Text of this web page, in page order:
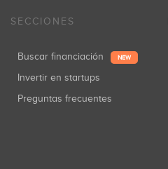
SECCIONES
Buscar financiación NEW
Invertir en startups
Preguntas frecuentes